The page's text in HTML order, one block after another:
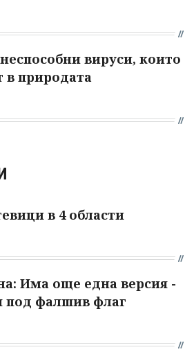
вируси, които
в природата
в 4 области
Има още една версия -
под фалшив флаг